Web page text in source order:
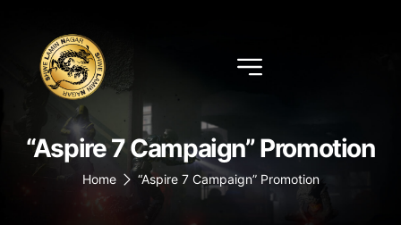
“Aspire 7 Campaign” Promotion
Home “Aspire 7 Campaign” Promotion